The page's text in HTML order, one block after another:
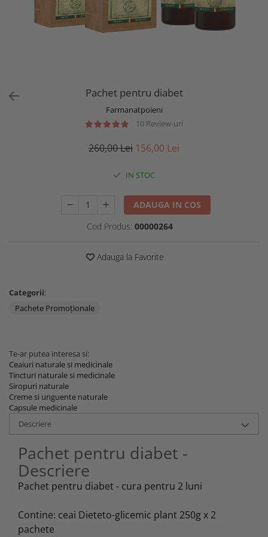
Pachet pentru diabet
Farmanatpoieni
10 Review-uri
260,00 Lei 156,00 Lei
IN STOC
ADAUGA IN COS
Cod Produs: 00000264
Adauga la Favorite
Categorii:
Pachete Promoţionale
Te-ar putea interesa si:
Ceaiuri naturale si medicinale
Tincturi naturale si medicinale
Siropuri naturale
Creme si unguente naturale
Capsule medicinale
Descriere
Pachet pentru diabet -
Descriere
Pachet pentru diabet - cura pentru 2 luni
Contine: ceai Dieteto-glicemic plant 250g x 2
pachete